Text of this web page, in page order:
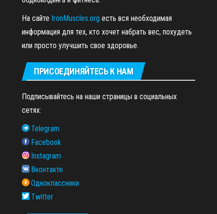
На сайте IronMuscles.org есть вся необходимая
информация для тех, кто хочет набрать вес, похудеть
или просто улучшить свое здоровье.
ПРИСОЕДИНЯЙТЕСЬ К НАМ
Подписывайтесь на наши страницы в социальных
сетях:
Telegram
Facebook
Instagram
Вконтакте
Одноклассники
Twitter